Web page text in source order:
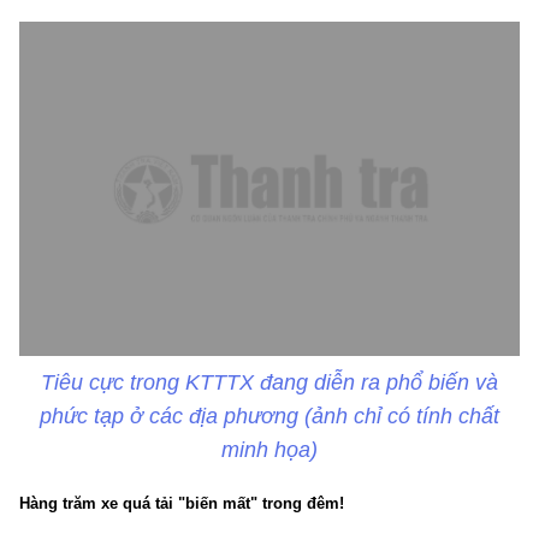
Tiêu cực trong KTTTX đang diễn ra phổ biến và
phức tạp ở các địa phương (ảnh chỉ có tính chất
minh họa)
Hàng trăm xe quá tải "biến mất" trong đêm!